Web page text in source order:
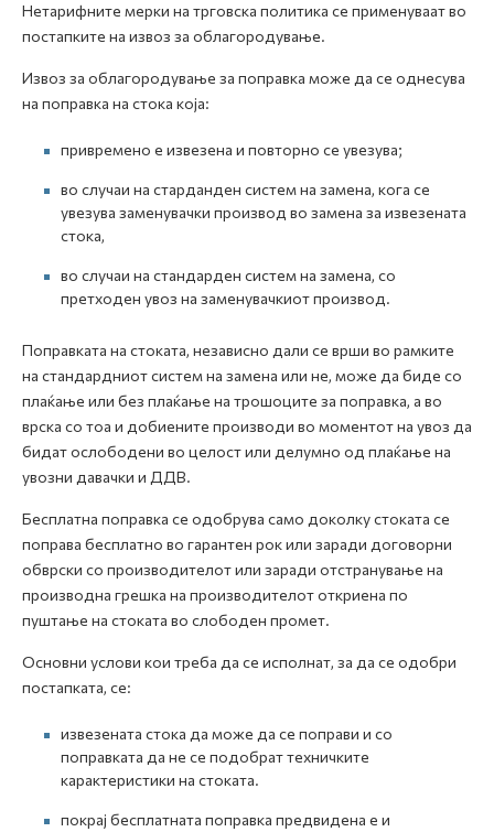
Нетарифните мерки на трговска политика се применуваат во
постапките на извоз за облагородување.
Извоз за облагородување за поправка може да се однесува
на поправка на стока која:
привремено е извезена и повторно се увезува;
во случаи на старданден систем на замена, кога се
увезува заменувачки производ во замена за извезената
стока,
во случаи на стандарден систем на замена, со
претходен увоз на заменувачкиот производ.
Поправката на стоката, независно дали се врши во рамките
на стандардниот систем на замена или не, може да биде со
плаќање или без плаќање на трошоците за поправка, а во
врска со тоа и добиените производи во моментот на увоз да
бидат ослободени во целост или делумно од плаќање на
увозни давачки и ДДВ.
Бесплатна поправка се одобрува само доколку стоката се
поправа бесплатно во гарантен рок или заради договорни
обврски со производителот или заради отстранување на
производна грешка на производителот откриена по
пуштање на стоката во слободен промет.
Основни услови кои треба да се исполнат, за да се одобри
постапката, се:
извезената стока да може да се поправи и со
поправката да не се подобрат техничките
карактеристики на стоката.
покрај бесплатната поправка предвидена е и